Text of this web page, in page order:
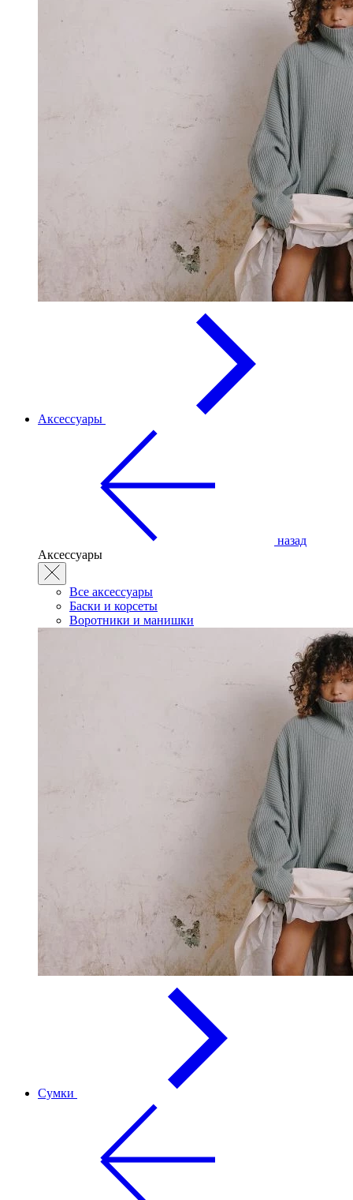
Аксессуары
назад
Аксессуары
Все аксессуары
Баски и корсеты
Воротники и манишки
Сумки